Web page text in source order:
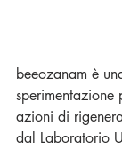
beeozanam è
sperimentazione
azioni di
dal Laboratorio